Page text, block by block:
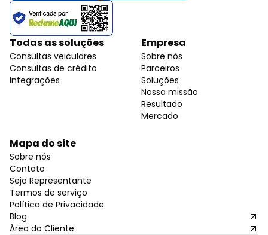
Todas as soluções
Consultas veiculares
Consultas de crédito
Integrações
Empresa
Sobre nós
Parceiros
Soluções
Nossa missão
Resultado
Mercado
Mapa do site
Sobre nós
Contato
Seja Representante
Termos de serviço
Política de Privacidade
Blog
Área do Cliente